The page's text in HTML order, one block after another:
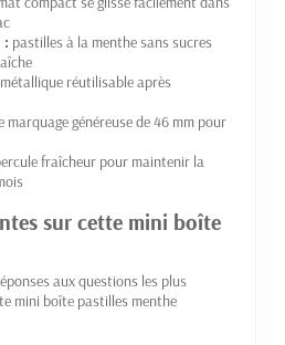
: pastilles à la menthe sans sucres
réutilisable après
marquage généreuse de 46 mm pour
fraîcheur pour maintenir la
sur cette mini boîte
aux questions les plus
mini boîte pastilles menthe